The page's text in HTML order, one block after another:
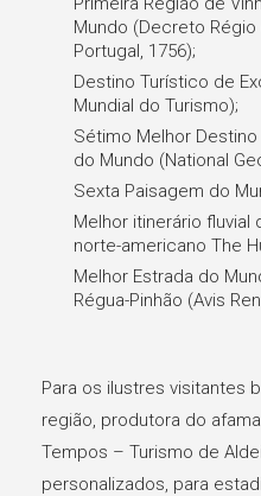
Mundo (Decreto Régio
Portugal, 1756);
Destino Turístico de
Mundial do Turismo);
Sétimo Melhor
do Mundo (National
Sexta Paisagem do
Melhor itinerário fluvial
norte-americano The
Melhor Estrada do
Régua-Pinhão (Avis
Para os ilustres visitantes
região, produtora do
Tempos – Turismo de
personalizados, para